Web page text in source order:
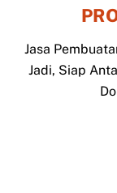
Jasa
Jadi, Siap